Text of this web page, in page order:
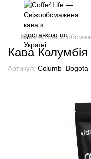
Кава еспресо
Кава Колумбія
Артикул: